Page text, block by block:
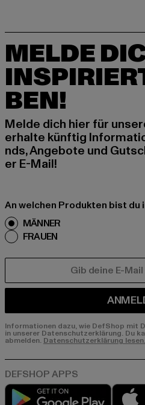
MELDE
BEN!
Melde dich hier für
erhalte künftig
nds, Angebote und
er E-Mail!
An welchen Produkten bist
MÄNNER
FRAUEN
Informationen dazu, wie DefShop mit
in unserer Datenschutzerklärung. Du
abmelden. Datenschutzerklärung lesen.
Play